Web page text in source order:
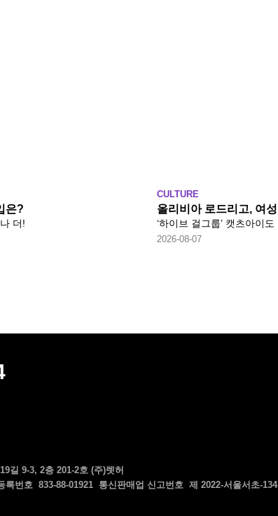
은?
더!
CULTURE
올리비아 로드리고, 여
‘하이브 걸그룹’ 캣츠아이도
2026-08-07
길 9-3, 2층 201-2호 (주)렛허
번호 833-88-01921 통신판매업 신고번호 제 2022-서울서초-